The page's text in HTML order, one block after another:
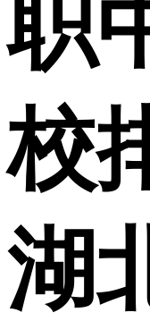
职
校
湖